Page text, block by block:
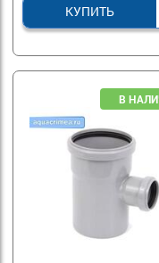
КУПИТЬ